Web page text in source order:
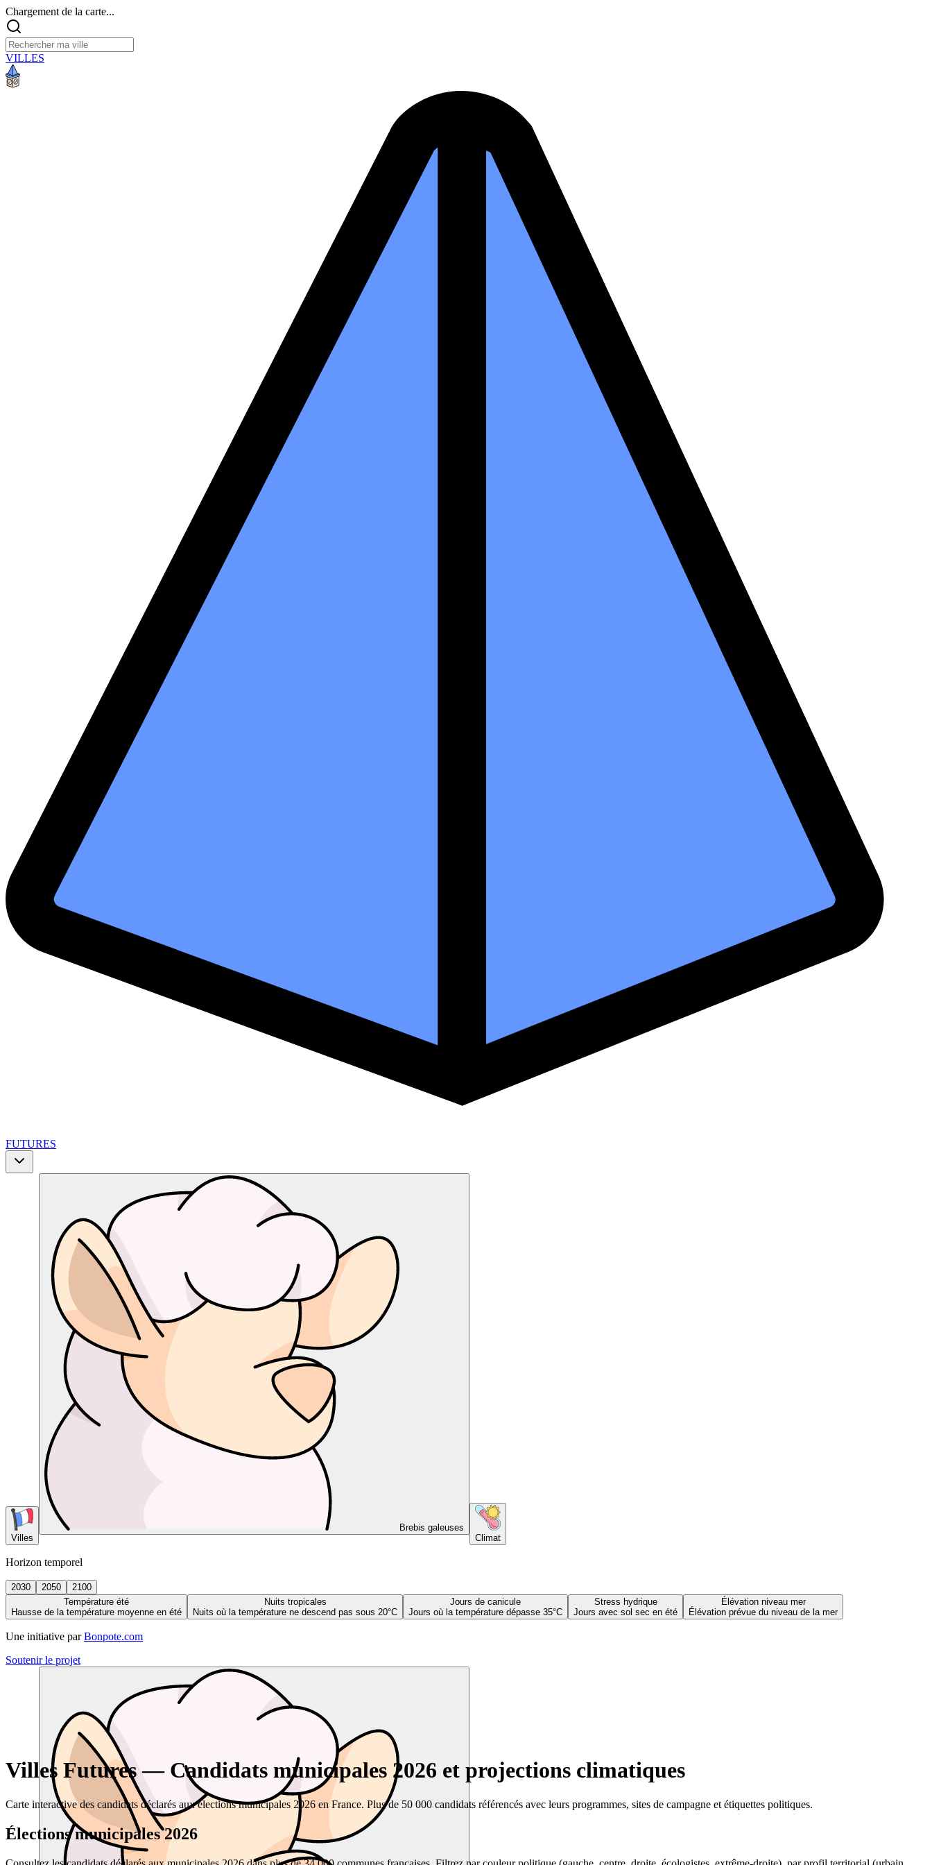
Chargement de la carte...
VILLES
FUTURES
Villes
Brebis galeuses
Climat
Horizon temporel
2030 2050
2100
Température été
Hausse de la température moyenne en été
Nuits tropicales
Nuits où la température ne descend pas sous 20°C
Jours de canicule
Jours où la température dépasse 35°C
Stress hydrique
Jours avec sol sec en été
Élévation niveau mer
Élévation prévue du niveau de la mer
Une initiative par Bonpote.com
Soutenir le projet
Villes Futures — Candidats municipales 2026 et projections climatiques
Carte interactive des candidats déclarés aux élections municipales 2026 en France. Plus de 50 000 candidats référencés avec leurs programmes, sites de campagne et étiquettes politiques.
Élections municipales 2026